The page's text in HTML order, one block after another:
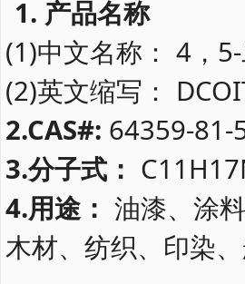
1. 产品名称
(1)中文名称： 4，
(2)英文缩写：
2.CAS#: 64359-81-
3.分子式：
4.用途： 油漆、涂
木材、纺织、印染